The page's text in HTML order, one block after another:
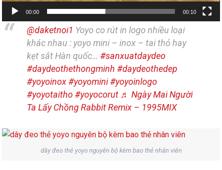
00:00 00:10
@daketnoi1 Yoyo co rút in logo nhiều loại
khác nhau : yoyo mini – inox – tai thỏ hay
kẹt sắt Hàn quốc…#sanxuatdaydeo
#daydeothethongminh #daydeothedep
#yoyoinox #yoyomini#yoyoinlogo
#yoyotaitho #yoyocorut ♬ Ngày Mai Người
Ta Lấy Chồng Rabbit Remix – 1995MIX
dây đeo thẻ yoyo nguyên bộ kèm bao thẻ nhân viên